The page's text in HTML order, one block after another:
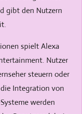
gibt den Nutzern
spielt Alexa
Nutzer
steuern oder
Integration von
werden